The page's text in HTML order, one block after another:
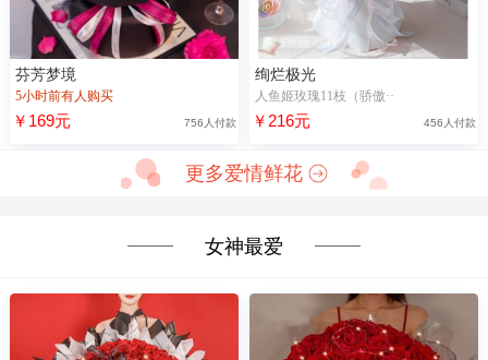
芬芳梦境
5小时前有人购买
￥169元 756人付款
绚烂极光
人鱼姬玫瑰11枝（骄傲··
￥216元 456人付款
更多爱情鲜花
女神最爱